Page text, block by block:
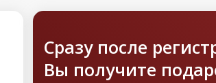
Сразу после
Вы получите